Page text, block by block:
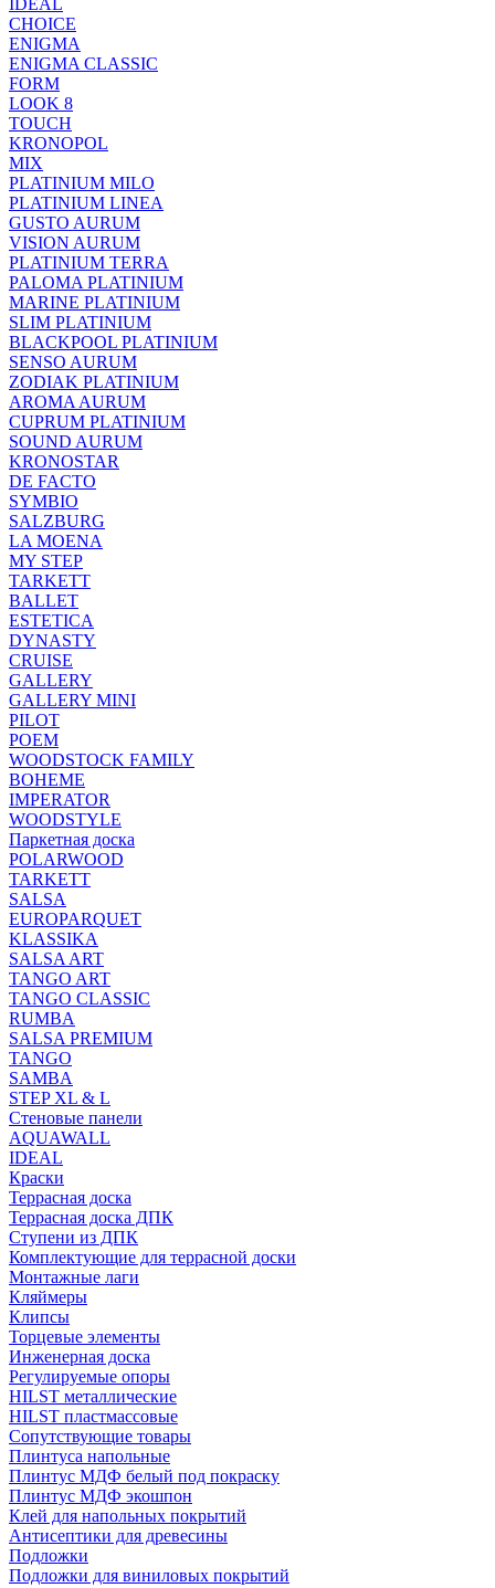
IDEAL
CHOICE
ENIGMA
ENIGMA CLASSIC
FORM
LOOK 8
TOUCH
KRONOPOL
MIX
PLATINIUM MILO
PLATINIUM LINEA
GUSTO AURUM
VISION AURUM
PLATINIUM TERRA
PALOMA PLATINIUM
MARINE PLATINIUM
SLIM PLATINIUM
BLACKPOOL PLATINIUM
SENSO AURUM
ZODIAK PLATINIUM
AROMA AURUM
CUPRUM PLATINIUM
SOUND AURUM
KRONOSTAR
DE FACTO
SYMBIO
SALZBURG
LA MOENA
MY STEP
TARKETT
BALLET
ESTETICA
DYNASTY
CRUISE
GALLERY
GALLERY MINI
PILOT
POEM
WOODSTOCK FAMILY
BOHEME
IMPERATOR
WOODSTYLE
Паркетная доска
POLARWOOD
TARKETT
SALSA
EUROPARQUET
KLASSIKA
SALSA ART
TANGO ART
TANGO CLASSIC
RUMBA
SALSA PREMIUM
TANGO
SAMBA
STEP XL & L
Стеновые панели
AQUAWALL
IDEAL
Краски
Террасная доска
Террасная доска ДПК
Ступени из ДПК
Комплектующие для террасной доски
Монтажные лаги
Кляймеры
Клипсы
Торцевые элементы
Инженерная доска
Регулируемые опоры
HILST металлические
HILST пластмассовые
Сопутствующие товары
Плинтуса напольные
Плинтус МДФ белый под покраску
Плинтус МДФ экошпон
Клей для напольных покрытий
Антисептики для древесины
Подложки
Подложки для виниловых покрытий